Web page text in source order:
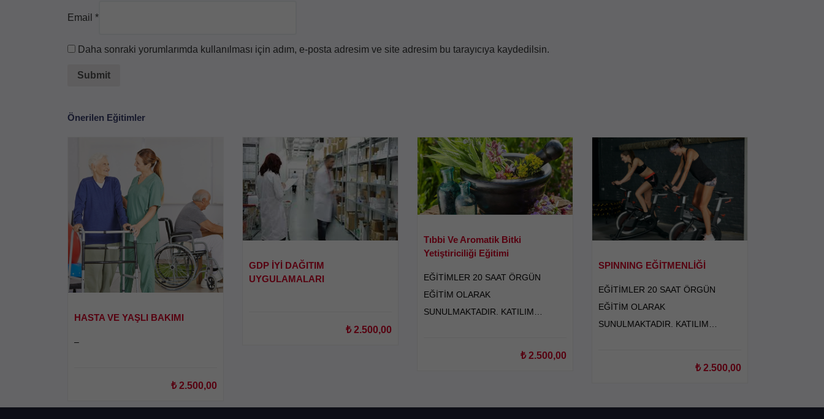
Email *
Daha sonraki yorumlarımda kullanılması için adım, e-posta adresim ve site adresim bu tarayıcıya kaydedilsin.
Önerilen Eğitimler
HASTA VE YAŞLI BAKIMI
–
₺2.500,00
GDP İYİ DAĞITIM
UYGULAMALARI
₺2.500,00
Tıbbi Ve Aromatik Bitki
Yetiştiriciliği Eğitimi
EĞİTİMLER 20 SAAT ÖRGÜN
EĞİTİM OLARAK
SUNULMAKTADIR. KATILIM
₺2.500,00
SPINNING EĞİTMENLİĞİ
EĞİTİMLER 20 SAAT ÖRGÜN
EĞİTİM OLARAK
SUNULMAKTADIR. KATILIM
₺2.500,00